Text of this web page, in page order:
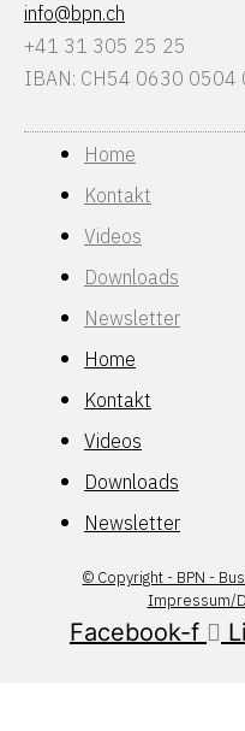
info@bpn.ch
+41 31 305 25 25
IBAN: CH54 0630
Home
Kontakt
Videos
Downloads
Newsletter
Home
Kontakt
Videos
Downloads
Newsletter
© Copyright - BPN -
Impressum/
Facebook-f